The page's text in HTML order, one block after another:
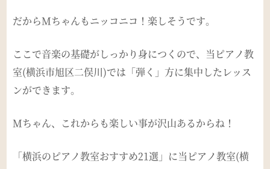
だからMちゃんもニッコニコ！楽しそうです。
ここで音楽の基礎がしっかり身につくので、当ピアノ教
室(横浜市旭区二俣川)では「弾く」方に集中したレッス
ンができます。
Mちゃん、これからも楽しい事が沢山あるからね！
「横浜のピアノ教室おすすめ21選」に当ピアノ教室(横